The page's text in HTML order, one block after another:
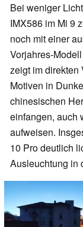
Bei weniger
IMX586 im Mi 9
noch mit einer
Vorjahres-
zeigt im direkten
Motiven in
chinesischen
einfangen, auch
aufweisen.
10 Pro deutlich
Ausleuchtung in